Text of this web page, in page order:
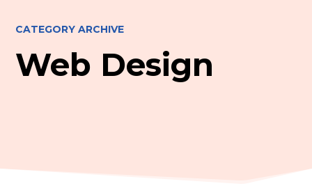
CATEGORY ARCHIVE
Web Design